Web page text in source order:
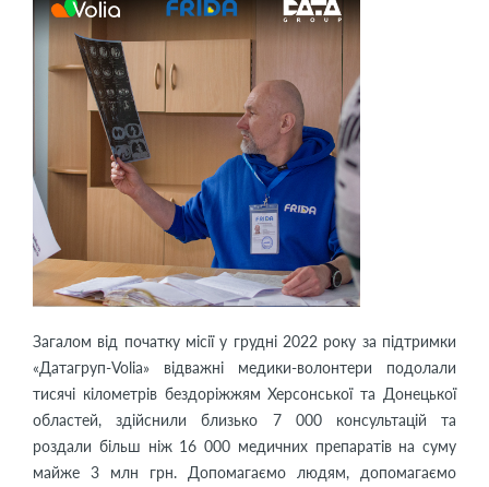
Загалом від початку місії у грудні 2022 року за підтримки
«Датагруп-Volia» відважні медики-волонтери подолали
тисячі кілометрів бездоріжжям Херсонської та Донецької
областей, здійснили близько 7 000 консультацій та
роздали більш ніж 16 000 медичних препаратів на суму
майже 3 млн грн. Допомагаємо людям, допомагаємо